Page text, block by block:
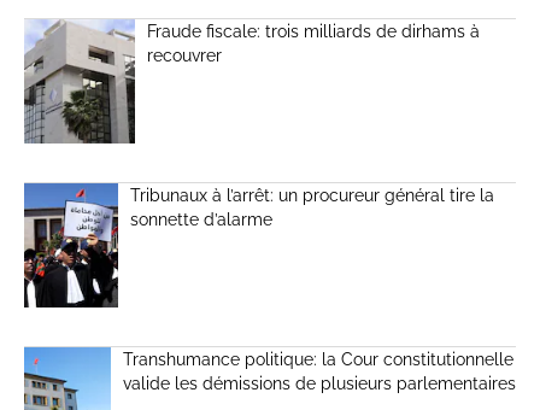
Fraude fiscale: trois milliards de dirhams à
recouvrer
Tribunaux à l’arrêt: un procureur général tire la
sonnette d’alarme
Transhumance politique: la Cour constitutionnelle
valide les démissions de plusieurs parlementaires